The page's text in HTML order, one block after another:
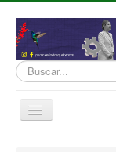
Buscar...
Cambiar